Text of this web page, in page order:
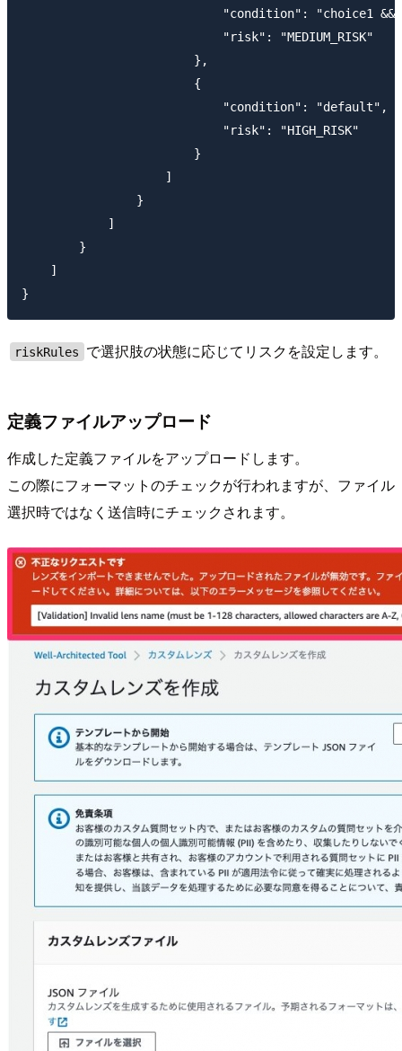
"condition": "choice1 &&
                            "risk": "MEDIUM_RISK"
                        },
                        {
                            "condition": "default",
                            "risk": "HIGH_RISK"
                        }
                    ]
                }
            ]
        }
    ]
riskRules で選択肢の状態に応じてリスクを設定します。
定義ファイルアップロード
作成した定義ファイルをアップロードします。
この際にフォーマットのチェックが行われますが、ファイル
選択時ではなく送信時にチェックされます。